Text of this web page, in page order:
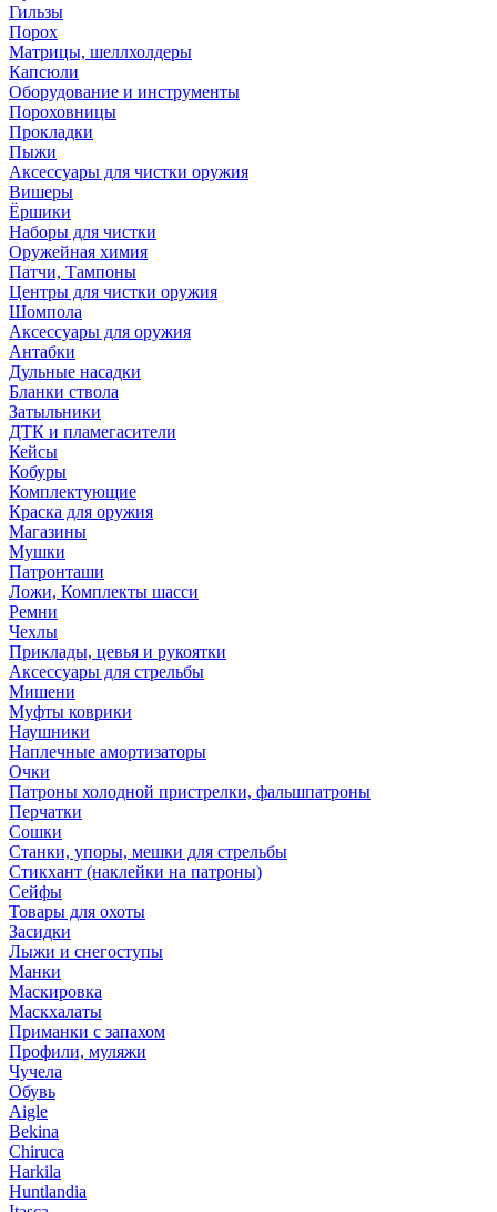
Гильзы
Порох
Матрицы, шеллхолдеры
Капсюли
Оборудование и инструменты
Пороховницы
Прокладки
Пыжи
Аксессуары для чистки оружия
Вишеры
Ёршики
Наборы для чистки
Оружейная химия
Патчи, Тампоны
Центры для чистки оружия
Шомпола
Аксессуары для оружия
Антабки
Дульные насадки
Бланки ствола
Затыльники
ДТК и пламегасители
Кейсы
Кобуры
Комплектующие
Краска для оружия
Магазины
Мушки
Патронташи
Ложи, Комплекты шасси
Ремни
Чехлы
Приклады, цевья и рукоятки
Аксессуары для стрельбы
Мишени
Муфты коврики
Наушники
Наплечные амортизаторы
Очки
Патроны холодной пристрелки, фальшпатроны
Перчатки
Сошки
Станки, упоры, мешки для стрельбы
Стикхант (наклейки на патроны)
Сейфы
Товары для охоты
Засидки
Лыжи и снегоступы
Манки
Маскировка
Маскхалаты
Приманки с запахом
Профили, муляжи
Чучела
Обувь
Aigle
Bekina
Chiruсa
Harkila
Huntlandia